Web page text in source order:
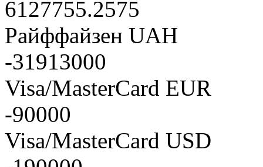
6127755.2575
Райффайзен UAH
-31913000
Visa/MasterCard EUR
-90000
Visa/MasterCard USD